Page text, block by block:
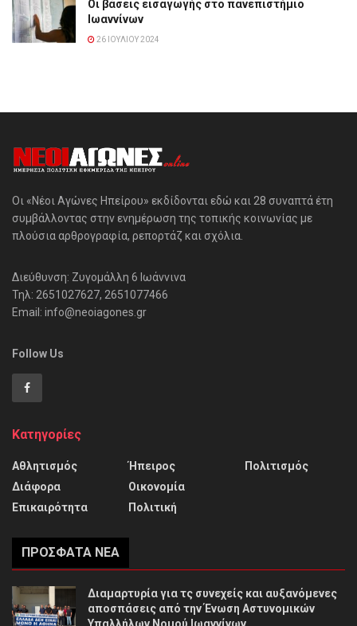
Οι βάσεις εισαγωγής στο πανεπιστήμιο
Ιωαννίνων
26 ΙΟΥΛΊΟΥ 2024
Οι «Νέοι Αγώνες Ηπείρου» εκδίδονται εδώ και 28 συναπτά έτη
συμβάλλοντας στην ενημέρωση της τοπικής κοινωνίας με
πλούσια αρθρογραφία, ρεπορτάζ και σχόλια.
Διεύθυνση: Ζυγομάλλη 6 Ιωάννινα
Τηλ: 2651027627, 2651077466
Email: info@neoiagones.gr
Follow Us
Κατηγορίες
Αθλητισμός
Διάφορα
Επικαιρότητα
Ήπειρος
Οικονομία
Πολιτική
Πολιτισμός
ΠΡΌΣΦΑΤΑ ΝΈΑ
Διαμαρτυρία για τς συνεχείς και αυξανόμενες
αποσπάσεις από την Ένωση Αστυνομικών